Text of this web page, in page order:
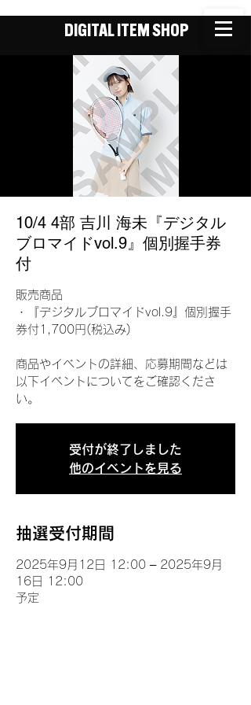
DIGITAL ITEM SHOP
10/4 4部 吉川 海未『デジタル
ブロマイドvol.9』個別握手券
付
販売商品
・『デジタルブロマイドvol.9』個別握手
券付1,700円(税込み)
商品やイベントの詳細、応募期間などは
以下イベントについてをご確認くださ
い。
受付が終了しました
他のイベントを見る
抽選受付期間
2025年9月12日 12:00 – 2025年9月
16日 12:00
予定